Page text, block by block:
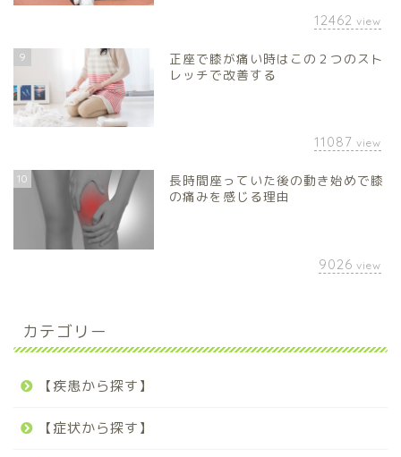
12462 view
9
正座で膝が痛い時はこの２つのスト
レッチで改善する
11087 view
10
長時間座っていた後の動き始めで膝
の痛みを感じる理由
9026 view
カテゴリー
【疾患から探す】
【症状から探す】